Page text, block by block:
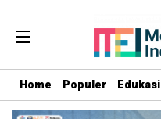
Home Populer Edukasi